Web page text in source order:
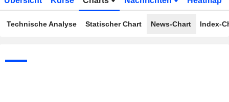
Technische Analyse Statischer Chart News-Chart Index-